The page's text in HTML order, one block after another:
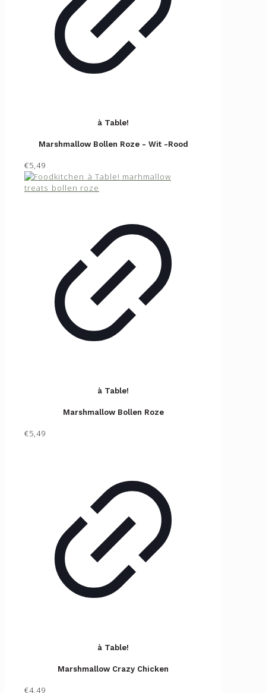
à Table!
Marshmallow Bollen Roze - Wit -Rood
€5,49
à Table!
Marshmallow Bollen Roze
€5,49
à Table!
Marshmallow Crazy Chicken
€4,49